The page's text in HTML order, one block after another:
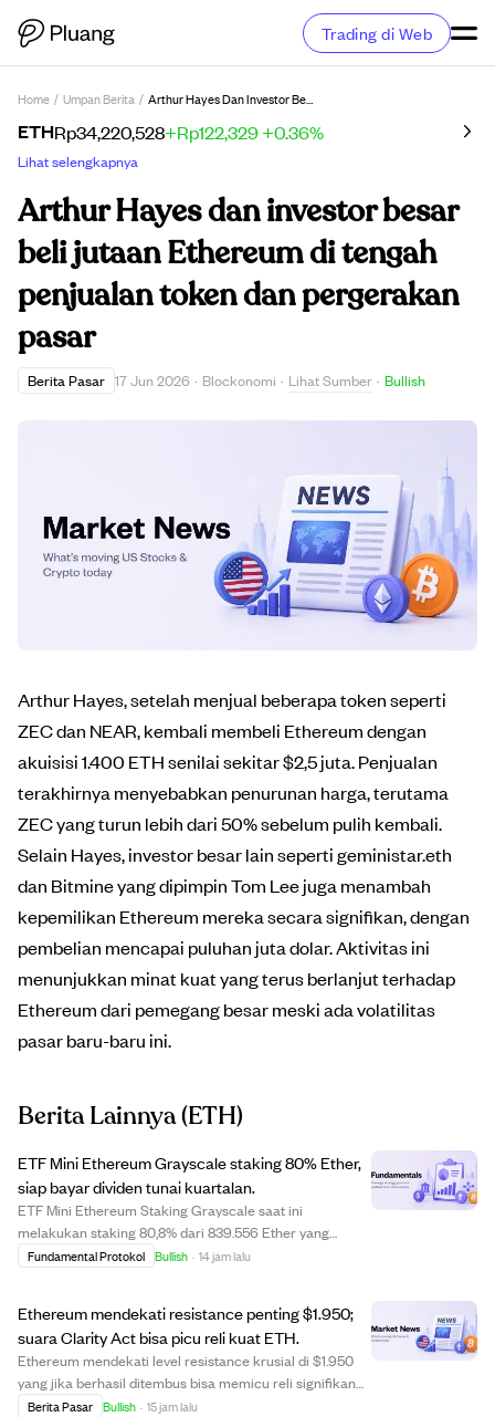
Trading di Web
Home / Umpan Berita / Arthur Hayes Dan Investor Besar Beli Jutaan Ethereum Di Tengah Penjualan Token Dan Pergerakan Pasar
ETHRp34,220,528+Rp122,329+0.36%
Lihat selengkapnya
Arthur Hayes dan investor besar
beli jutaan Ethereum di tengah
penjualan token dan pergerakan
pasar
Berita Pasar 17 Jun 2026 · Blockonomi · Lihat Sumber · Bullish
Arthur Hayes, setelah menjual beberapa token seperti
ZEC dan NEAR, kembali membeli Ethereum dengan
akuisisi 1.400 ETH senilai sekitar $2,5 juta. Penjualan
terakhirnya menyebabkan penurunan harga, terutama
ZEC yang turun lebih dari 50% sebelum pulih kembali.
Selain Hayes, investor besar lain seperti geministar.eth
dan Bitmine yang dipimpin Tom Lee juga menambah
kepemilikan Ethereum mereka secara signifikan, dengan
pembelian mencapai puluhan juta dolar. Aktivitas ini
menunjukkan minat kuat yang terus berlanjut terhadap
Ethereum dari pemegang besar meski ada volatilitas
pasar baru-baru ini.
Berita Lainnya(ETH)
ETF Mini Ethereum Grayscale staking 80% Ether,
siap bayar dividen tunai kuartalan.
ETF Mini Ethereum Staking Grayscale saat ini
melakukan staking 80,8% dari 839.556 Ether yang
dimilikinya, dengan hasil bersih 2,61% setelah biaya.
memba...
Fundamental Protokol Bullish · 14 jam lalu
Ethereum mendekati resistance penting $1.950;
suara Clarity Act bisa picu reli kuat ETH.
Ethereum mendekati level resistance krusial di $1.950
yang jika berhasil ditembus bisa memicu reli signifikan
menuju EMA 200 hari di $2.150 dan lebih tinggi.
Berita Pasar Bullish · 15 jam lalu